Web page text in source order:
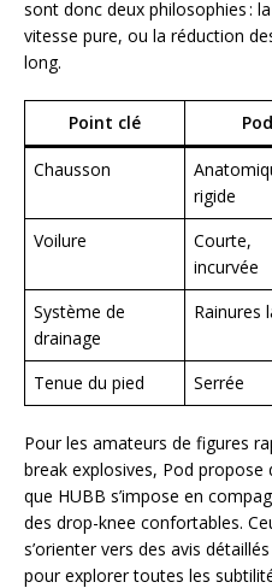
sont donc deux philosophies :
vitesse pure, ou la réduction
long.
Point clé Pod
Chausson
rigide
Voilure
Courte,
incurvée
Système de
drainage
Rainures
Tenue du pied Serrée
Pour les amateurs de figures
break explosives, Pod propose
que HUBB s’impose en
des drop-knee confortables.
s’orienter vers des avis
pour explorer toutes les